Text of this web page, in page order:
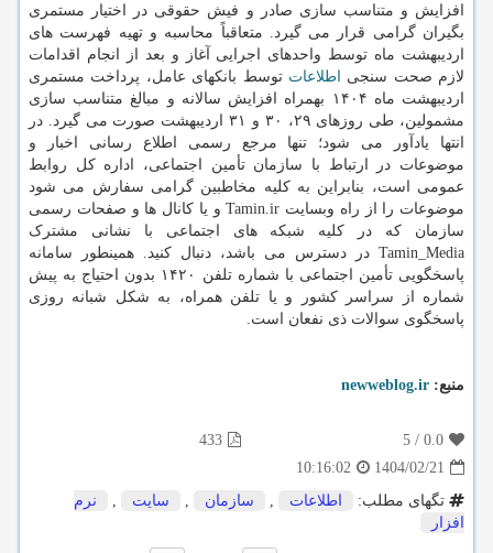
افزایش و متناسب سازی صادر و فیش حقوقی در اختیار مستمری
بگیران گرامی قرار می گیرد. متعاقباً محاسبه و تهیه فهرست های
اردیبهشت ماه توسط واحدهای اجرایی آغاز و بعد از انجام اقدامات
لازم صحت سنجی اطلاعات توسط بانکهای عامل، پرداخت مستمری
اردیبهشت ماه ۱۴۰۴ بهمراه افزایش سالانه و مبالغ متناسب سازی
مشمولین، طی روزهای ۲۹، ۳۰ و ۳۱ اردیبهشت صورت می گیرد. در
انتها یادآور می شود؛ تنها مرجع رسمی اطلاع رسانی اخبار و
موضوعات در ارتباط با سازمان تأمین اجتماعی، اداره کل روابط
عمومی است، بنابراین به کلیه مخاطبین گرامی سفارش می شود
موضوعات را از راه وبسایت Tamin.ir و یا کانال ها و صفحات رسمی
سازمان که در کلیه شبکه های اجتماعی با نشانی مشترک
Tamin_Media در دسترس می باشد، دنبال کنید. همینطور سامانه
پاسخگویی تأمین اجتماعی با شماره تلفن ۱۴۲۰ بدون احتیاج به پیش
شماره از سراسر کشور و یا تلفن همراه، به شکل شبانه روزی
پاسخگوی سوالات ذی نفعان است.
منبع: newweblog.ir
0.0
/
5
433
1404/02/21
10:16:02
تگهای مطلب:
اطلاعات , سازمان , سایت ,
نرم
افزار